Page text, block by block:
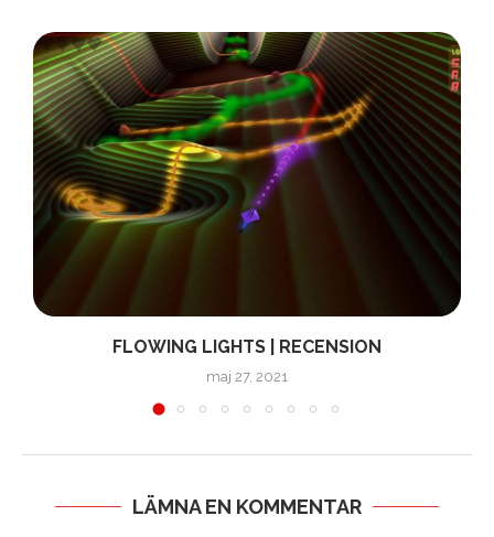
FLOWING LIGHTS | RECENSION
maj 27, 2021
LÄMNA EN KOMMENTAR